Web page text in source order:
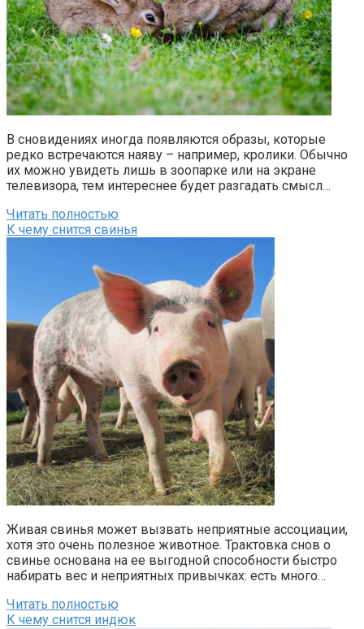
В сновидениях иногда появляются образы, которые
редко встречаются наяву – например, кролики. Обычно
их можно увидеть лишь в зоопарке или на экране
телевизора, тем интереснее будет разгадать смысл…
Читать полностью
К чему снится свинья
Живая свинья может вызвать неприятные ассоциации,
хотя это очень полезное животное. Трактовка снов о
свинье основана на ее выгодной способности быстро
набирать вес и неприятных привычках: есть много…
Читать полностью
К чему снится индюк